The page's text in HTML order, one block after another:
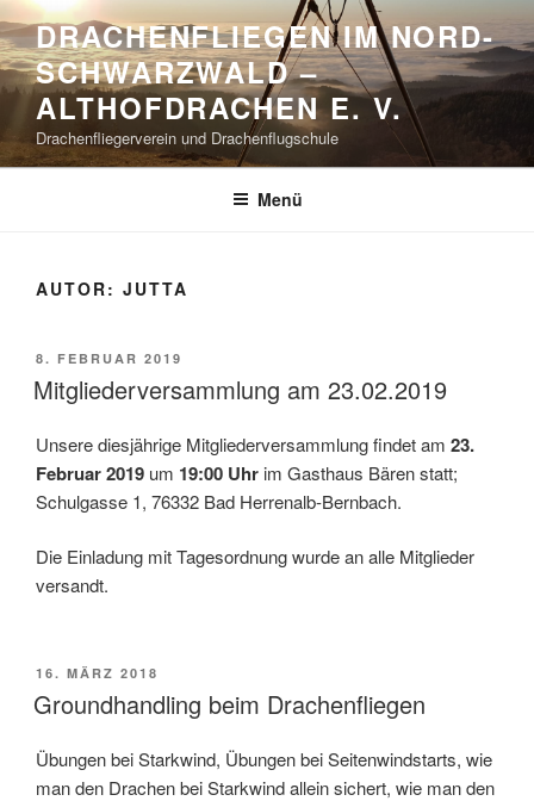
Zum
Inhalt
springen
DRACHENFLIEGEN IM NORD-
SCHWARZWALD –
ALTHOFDRACHEN E. V.
Drachenfliegerverein und Drachenflugschule
Menü
AUTOR: JUTTA
VERÖFFENTLICHT
AM
8. FEBRUAR 2019
Mitgliederversammlung am 23.02.2019
Unsere diesjährige Mitgliederversammlung findet am 23.
Februar 2019 um 19:00 Uhr im Gasthaus Bären statt;
Schulgasse 1, 76332 Bad Herrenalb-Bernbach.
Die Einladung mit Tagesordnung wurde an alle Mitglieder
versandt.
VERÖFFENTLICHT
AM
16. MÄRZ 2018
Groundhandling beim Drachenfliegen
Übungen bei Starkwind, Übungen bei Seitenwindstarts, wie
man den Drachen bei Starkwind allein sichert, wie man den